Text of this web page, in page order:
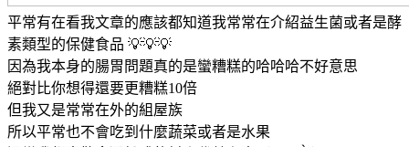
平常有在看我文章的應該都知道我常常在介紹益生菌或者是酵
素類型的保健食品 💡💡💡
因為我本身的腸胃問題真的是蠻糟糕的哈哈哈不好意思
絕對比你想得還要更糟糕10倍
但我又是常常在外的組屋族
所以平常也不會吃到什麼蔬菜或者是水果